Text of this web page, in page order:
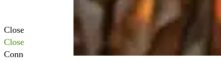
Close
Close
Connexion